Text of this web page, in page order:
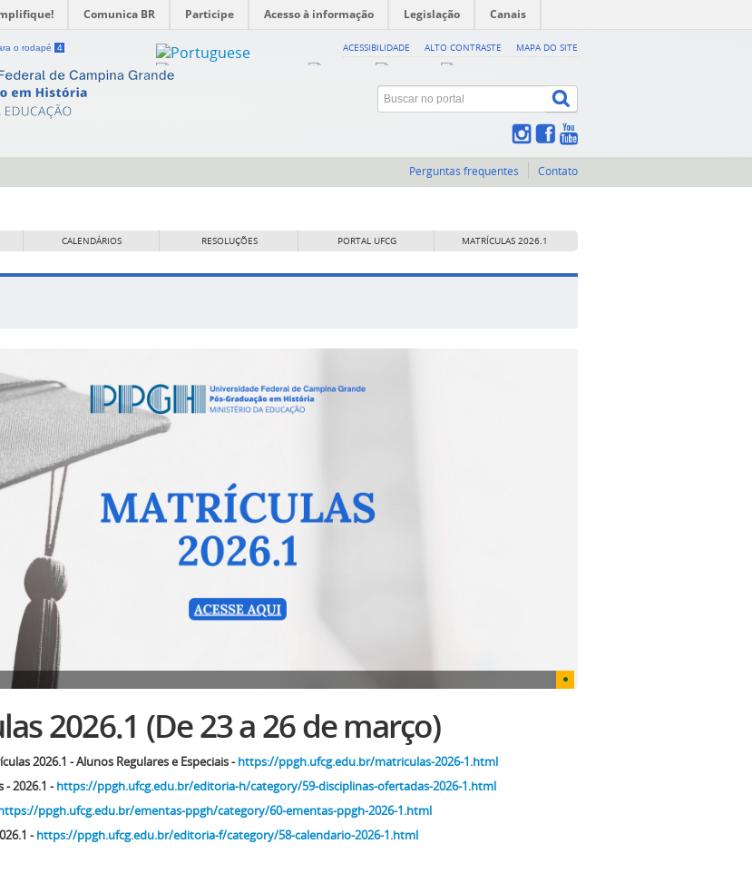
Comunica BR Participe Acesso à informação Legislação Canais
o rodapé 4 ACESSIBILIDADE ALTO CONTRASTE MAPA DO SITE
Perguntas frequentes Contato
CALENDÁRIOS RESOLUÇÕES PORTAL UFCG MATRÍCULAS 2026.1
2026.1 (De 23 a 26 de março)
2026.1 - Alunos Regulares e Especiais -https://ppgh.ufcg.edu.br/matriculas-2026-1.html
- 2026.1 -https://ppgh.ufcg.edu.br/editoria-h/category/59-disciplinas-ofertadas-2026-1.html
ppgh.ufcg.edu.br/ementas-ppgh/category/60-ementas-ppgh-2026-1.html
-https://ppgh.ufcg.edu.br/editoria-f/category/58-calendario-2026-1.html